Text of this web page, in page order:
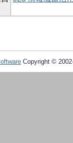
Copyright ©